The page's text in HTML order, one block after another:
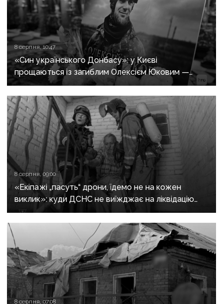
8 серпня, 10:47
«Син українського Донбасу»: у Києві
прощаються із загиблим Олексієм Юковим —
пошуковцем загону «Плацдарм»
8 серпня, 09:00
«Екіпажі „пасуть“ дрони, їдемо не на кожен
виклик»: куди ДСНС не виїжджає на ліквідацію
надзвичайних ситуацій у Краматорську
та Слов’янську
8 серпня, 07:08